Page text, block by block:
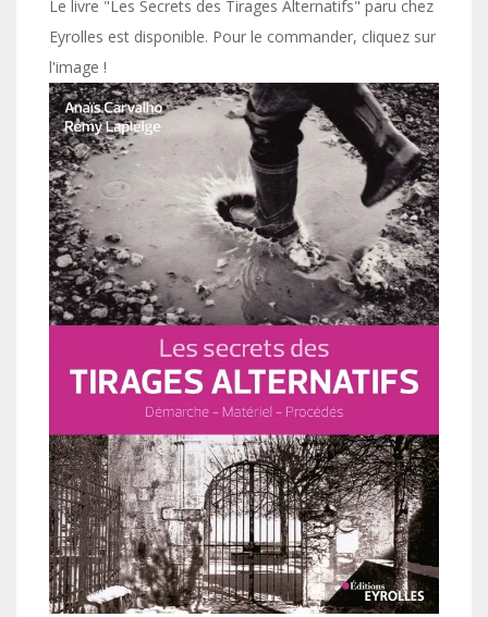
Le livre "Les Secrets des Tirages Alternatifs" paru chez
Eyrolles est disponible. Pour le commander, cliquez sur
l'image !